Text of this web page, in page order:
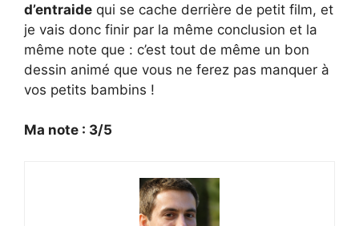
d’entraide qui se cache derrière de petit film, et
je vais donc finir par la même conclusion et la
même note que : c’est tout de même un bon
dessin animé que vous ne ferez pas manquer à
vos petits bambins !
Ma note : 3/5